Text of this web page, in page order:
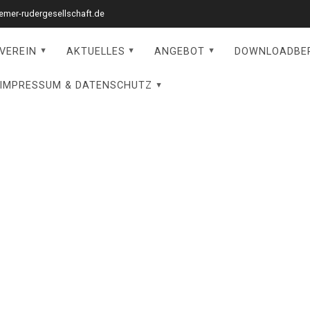
rudergesellschaft.de
VEREIN AKTUELLES ANGEBOT
IMPRESSUM & DATENSCHUTZ